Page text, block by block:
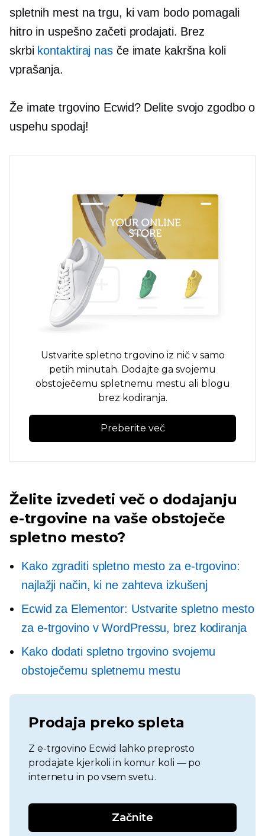
spletnih mest na trgu, ki vam bodo pomagali
hitro in uspešno začeti prodajati. Brez
skrbi kontaktiraj nasče imate kakršna koli
vprašanja.
Že imate trgovino Ecwid? Delite svojo zgodbo o
uspehu spodaj!
Ustvarite spletno trgovino iz nič v samo
petih minutah. Dodajte ga svojemu
obstoječemu spletnemu mestu ali blogu
brez kodiranja.
Preberite več
Želite izvedeti več o dodajanju
e-trgovine na vaše obstoječe
spletno mesto?
Kako zgraditi spletno mesto za e-trgovino:
najlažji način, ki ne zahteva izkušenj
Ecwid za Elementor: Ustvarite spletno mesto
za e-trgovino v WordPressu, brez kodiranja
Kako dodati spletno trgovino svojemu
obstoječemu spletnemu mestu
Prodaja preko spleta
Z e-trgovino Ecwid lahko preprosto
prodajate kjerkoli in komur koli — po
internetu in po vsem svetu.
Začnite